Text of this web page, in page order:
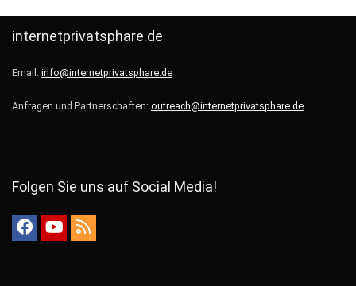
internetprivatsphare.de
Email: info@internetprivatsphare.de
Anfragen und Partnerschaften: outreach@internetprivatsphare.de
Folgen Sie uns auf Social Media!